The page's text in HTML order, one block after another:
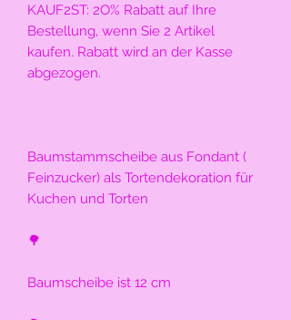
KAUF2ST: 2O% Rabatt auf Ihre
Bestellung, wenn Sie 2 Artikel
kaufen. Rabatt wird an der Kasse
abgezogen.
Baumstammscheibe aus Fondant (
Feinzucker) als Tortendekoration für
Kuchen und Torten
🌳
Baumscheibe ist 12 cm